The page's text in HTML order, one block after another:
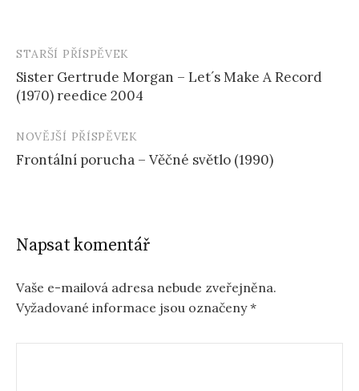
Navigace
příspěvku
STARŠÍ PŘÍSPĚVEK
Sister Gertrude Morgan – Let´s Make A Record
(1970) reedice 2004
NOVĚJŠÍ PŘÍSPĚVEK
Frontální porucha – Věčné světlo (1990)
Napsat komentář
Vaše e-mailová adresa nebude zveřejněna.
Vyžadované informace jsou označeny*